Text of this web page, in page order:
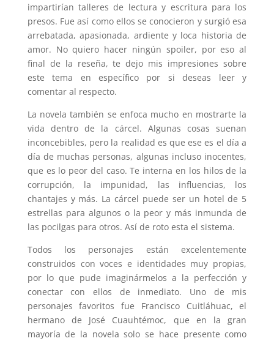
impartirían talleres de lectura y escritura para los
presos. Fue así como ellos se conocieron y surgió esa
arrebatada, apasionada, ardiente y loca historia de
amor. No quiero hacer ningún spoiler, por eso al
final de la reseña, te dejo mis impresiones sobre
este tema en específico por si deseas leer y
comentar al respecto.
La novela también se enfoca mucho en mostrarte la
vida dentro de la cárcel. Algunas cosas suenan
inconcebibles, pero la realidad es que ese es el día a
día de muchas personas, algunas incluso inocentes,
que es lo peor del caso. Te interna en los hilos de la
corrupción, la impunidad, las influencias, los
chantajes y más. La cárcel puede ser un hotel de 5
estrellas para algunos o la peor y más inmunda de
las pocilgas para otros. Así de roto esta el sistema.
Todos los personajes están excelentemente
construidos con voces e identidades muy propias,
por lo que pude imaginármelos a la perfección y
conectar con ellos de inmediato. Uno de mis
personajes favoritos fue Francisco Cuitláhuac, el
hermano de José Cuauhtémoc, que en la gran
mayoría de la novela solo se hace presente como